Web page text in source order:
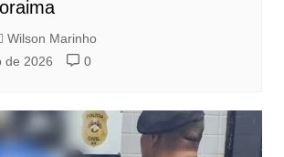
Wilson Marinho
de 2026
0